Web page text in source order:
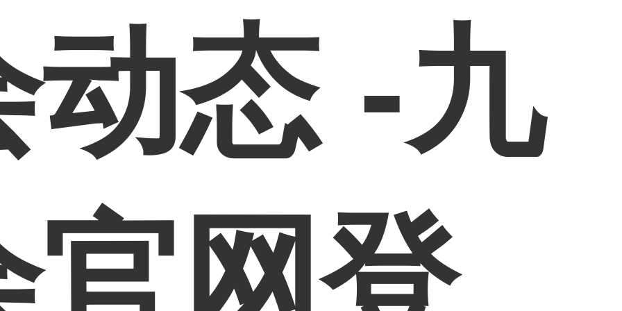
动态 -九
官网登